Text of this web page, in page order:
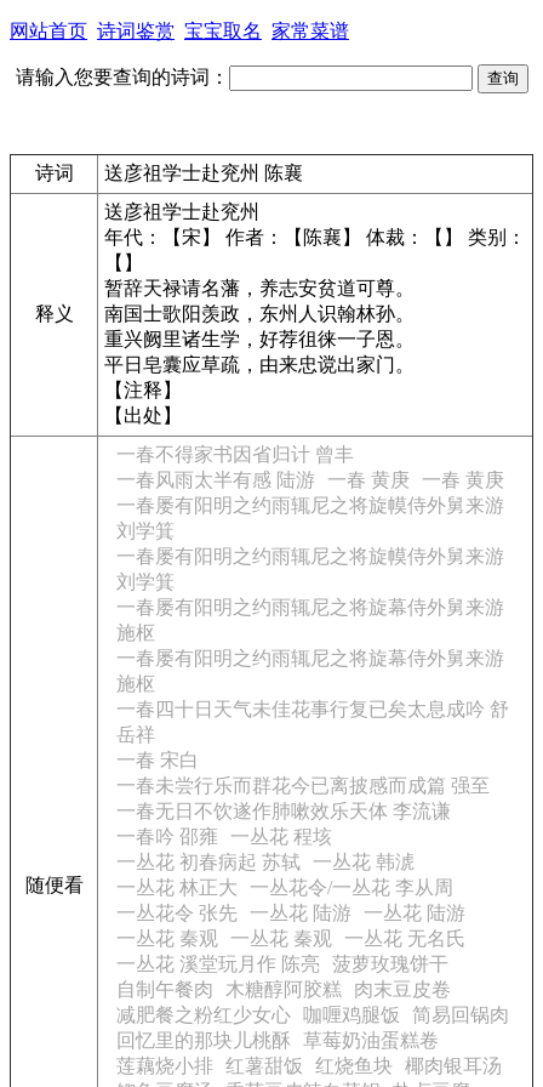
网站首页 诗词鉴赏 宝宝取名 家常菜谱
请输入您要查询的诗词：
诗词 送彦祖学士赴兖州 陈襄
释义
送彦祖学士赴兖州
年代：【宋】 作者：【陈襄】 体裁：【】 类别：
【】
暂辞天禄请名藩，养志安贫道可尊。
南国士歌阳羡政，东州人识翰林孙。
重兴阙里诸生学，好荐徂徕一子恩。
平日皂囊应草疏，由来忠谠出家门。
【注释】
【出处】
随便看
一春不得家书因省归计 曾丰
一春风雨太半有感 陆游
一春 黄庚
一春 黄庚
一春屡有阳明之约雨辄尼之将旋幙侍外舅来游
刘学箕
一春屡有阳明之约雨辄尼之将旋幙侍外舅来游
刘学箕
一春屡有阳明之约雨辄尼之将旋幕侍外舅来游
施枢
一春屡有阳明之约雨辄尼之将旋幕侍外舅来游
施枢
一春四十日天气未佳花事行复已矣太息成吟 舒
岳祥
一春 宋白
一春未尝行乐而群花今已离披感而成篇 强至
一春无日不饮遂作肺嗽效乐天体 李流谦
一春吟 邵雍
一丛花 程垓
一丛花 初春病起 苏轼
一丛花 韩淲
一丛花 林正大
一丛花令/一丛花 李从周
一丛花令 张先
一丛花 陆游
一丛花 陆游
一丛花 秦观
一丛花 秦观
一丛花 无名氏
一丛花 溪堂玩月作 陈亮
菠萝玫瑰饼干
自制午餐肉
木糖醇阿胶糕
肉末豆皮卷
减肥餐之粉红少女心
咖喱鸡腿饭
简易回锅肉
回忆里的那块儿桃酥
草莓奶油蛋糕卷
莲藕烧小排 红薯甜饭 红烧鱼块
椰肉银耳汤